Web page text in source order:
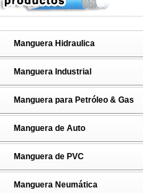
Manguera Hidraulica
Manguera Industrial
Manguera para Petróleo & Gas
Manguera de Auto
Manguera de PVC
Manguera Neumática